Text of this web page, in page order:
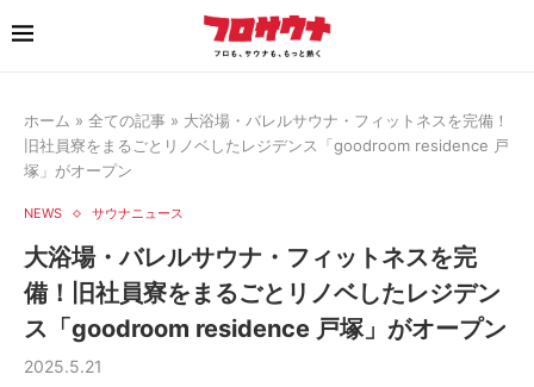
ホーム » 全ての記事 » 大浴場・バレルサウナ・フィットネスを完備！
旧社員寮をまるごとリノベしたレジデンス「goodroom residence 戸
塚」がオープン
NEWS サウナニュース
大浴場・バレルサウナ・フィットネスを完
備！旧社員寮をまるごとリノベしたレジデン
ス「goodroom residence 戸塚」がオープン
2025.5.21